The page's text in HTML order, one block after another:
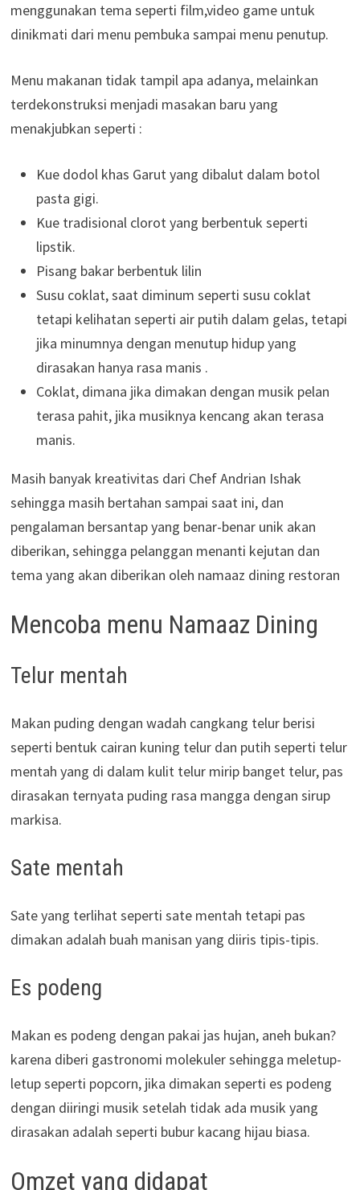
menggunakan tema seperti film,video game untuk
dinikmati dari menu pembuka sampai menu penutup.
Menu makanan tidak tampil apa adanya, melainkan
terdekonstruksi menjadi masakan baru yang
menakjubkan seperti :
Kue dodol khas Garut yang dibalut dalam botol
pasta gigi.
Kue tradisional clorot yang berbentuk seperti
lipstik.
Pisang bakar berbentuk lilin
Susu coklat, saat diminum seperti susu coklat
tetapi kelihatan seperti air putih dalam gelas, tetapi
jika minumnya dengan menutup hidup yang
dirasakan hanya rasa manis .
Coklat, dimana jika dimakan dengan musik pelan
terasa pahit, jika musiknya kencang akan terasa
manis.
Masih banyak kreativitas dari Chef Andrian Ishak
sehingga masih bertahan sampai saat ini, dan
pengalaman bersantap yang benar-benar unik akan
diberikan, sehingga pelanggan menanti kejutan dan
tema yang akan diberikan oleh namaaz dining restoran
Mencoba menu Namaaz Dining
Telur mentah
Makan puding dengan wadah cangkang telur berisi
seperti bentuk cairan kuning telur dan putih seperti telur
mentah yang di dalam kulit telur mirip banget telur, pas
dirasakan ternyata puding rasa mangga dengan sirup
markisa.
Sate mentah
Sate yang terlihat seperti sate mentah tetapi pas
dimakan adalah buah manisan yang diiris tipis-tipis.
Es podeng
Makan es podeng dengan pakai jas hujan, aneh bukan?
karena diberi gastronomi molekuler sehingga meletup-
letup seperti popcorn, jika dimakan seperti es podeng
dengan diiringi musik setelah tidak ada musik yang
dirasakan adalah seperti bubur kacang hijau biasa.
Omzet yang didapat